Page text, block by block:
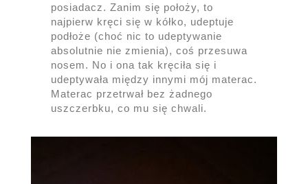
posiadacz. Zanim się położy, to
najpierw kręci się w kółko, udeptuje
podłoże (choć nic to udeptywanie
absolutnie nie zmienia), coś przesuwa
nosem. No i ona tak kręciła się i
udeptywała między innymi mój materac.
Materac przetrwał bez żadnego
uszczerbku, co mu się chwali.